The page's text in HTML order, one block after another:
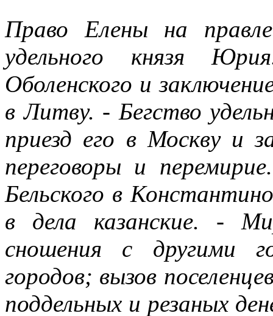
Право Елены на
удельного князя
Оболенского и
в Литву. - Бегство
приезд его в Москву и
переговоры и
Бельского в
в дела казанские. -
сношения с другими
городов; вызов
поддельных и резаных